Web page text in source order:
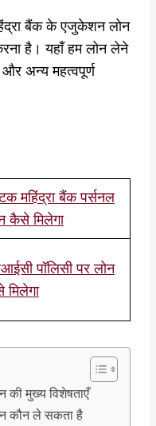
बैंक के एजुकेशन लोन
है। यहाँ हम लोन लेने
अन्य महत्वपूर्ण
महिंद्रा बैंक पर्सनल
कैसे मिलेगा
पॉलिसी पर लोन
मिलेगा
मुख्य विशेषताएँ
कौन ले सकता है